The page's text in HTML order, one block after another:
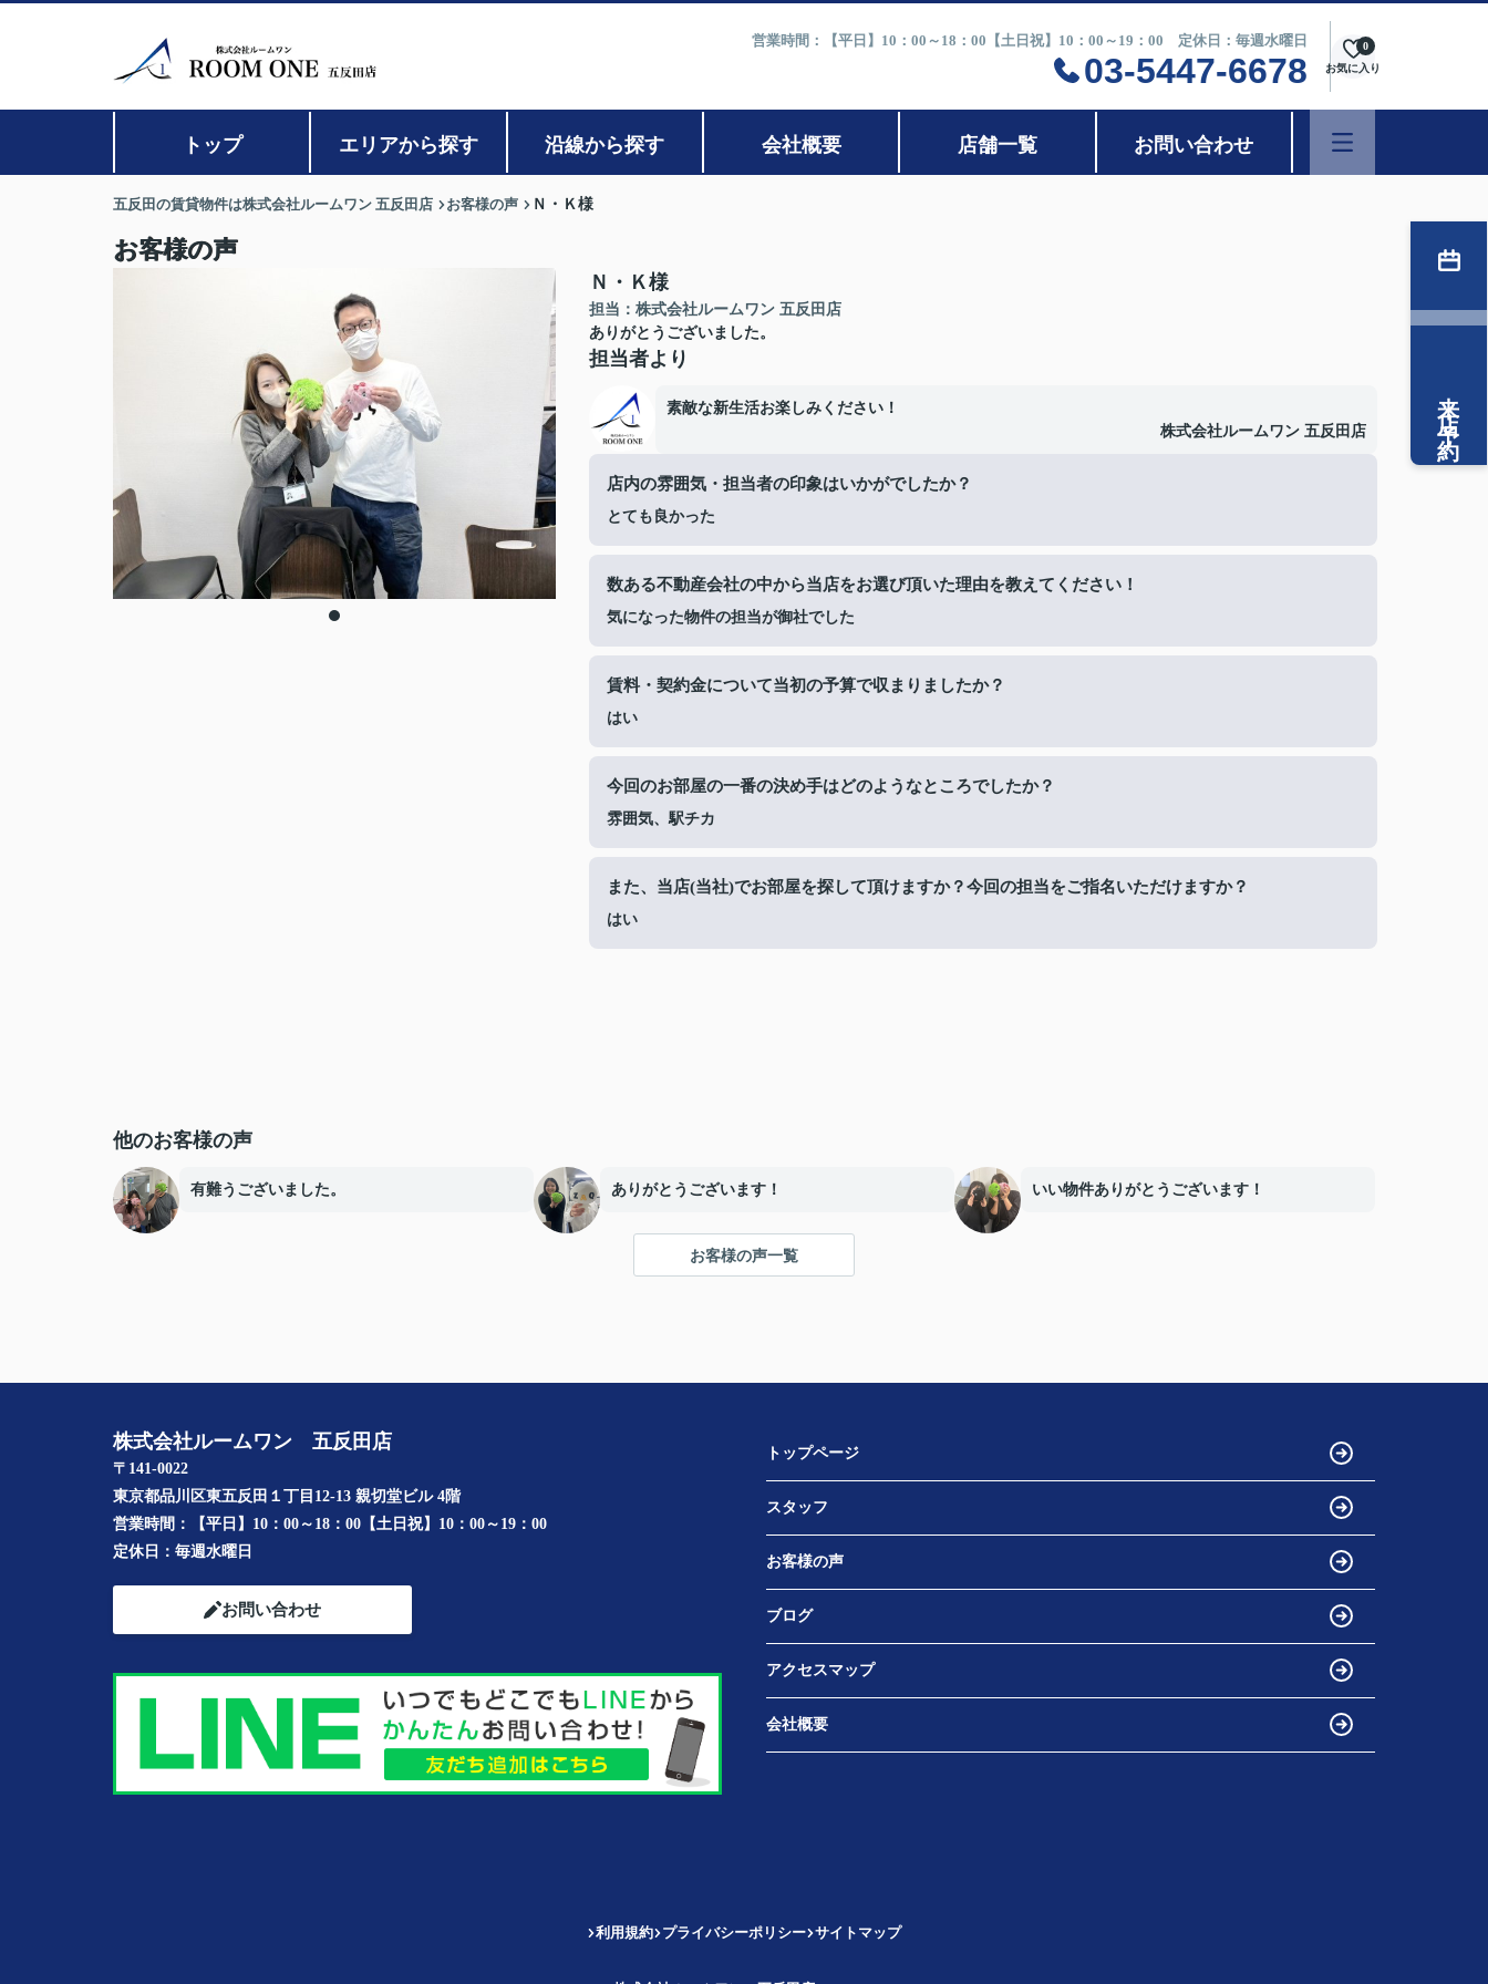
営業時間：【平日】10：00～18：00【土日祝】10：00～19：00 定休日：毎週水曜日
03-5447-6678 お気に入り
0
トップ エリアから探す 沿線から探す 会社概要 店舗一覧 お問い合わせ
五反田の賃貸物件は株式会社ルームワン 五反田店 お客様の声 Ｎ・Ｋ様
お客様の声
Ｎ・Ｋ様
担当：株式会社ルームワン 五反田店
ありがとうございました。
担当者より
素敵な新生活お楽しみください！
株式会社ルームワン 五反田店
店内の雰囲気・担当者の印象はいかがでしたか？
とても良かった
数ある不動産会社の中から当店をお選び頂いた理由を教えてください！
気になった物件の担当が御社でした
賃料・契約金について当初の予算で収まりましたか？
はい
今回のお部屋の一番の決め手はどのようなところでしたか？
雰囲気、駅チカ
また、当店(当社)でお部屋を探して頂けますか？今回の担当をご指名いただけますか？
はい
他のお客様の声
有難うございました。 ありがとうございます！ いい物件ありがとうございます！
お客様の声一覧
来店予約
株式会社ルームワン 五反田店
〒141-0022
東京都品川区東五反田１丁目12-13 親切堂ビル 4階
営業時間：
【平日】10：00～18：00【土日祝】10：00～19：00
定休日： 毎週水曜日
お問い合わせ
トップページ
スタッフ
お客様の声
ブログ
アクセスマップ
会社概要
利用規約 プライバシーポリシー サイトマップ